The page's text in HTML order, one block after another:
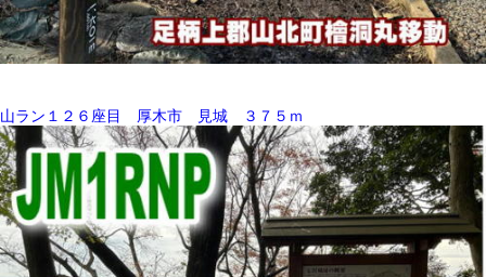
山ラン１２６座目 厚木市 見城 ３７５ｍ